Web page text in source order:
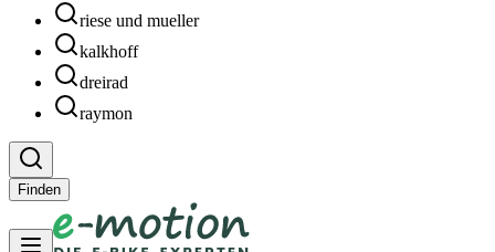
riese und mueller
kalkhoff
dreirad
raymon
Finden